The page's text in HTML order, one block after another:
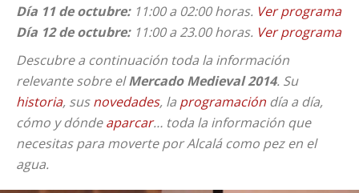
Día 11 de octubre:11:00 a 02:00 horas. Ver programa
Día 12 de octubre:11:00 a 23.00 horas. Ver programa
Descubre a continuación toda la información
relevante sobre elMercado Medieval 2014. Su
historia, susnovedades, la programación día a día,
cómo y dóndeaparcar… toda la información que
necesitas para moverte por Alcalá como pez en el
agua.